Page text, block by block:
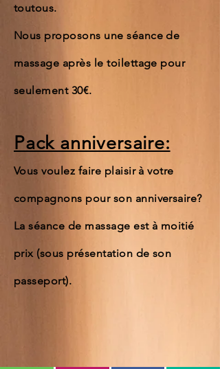
toutous.
Nous proposons une séance de
massage après le toilettage pour
seulement 30€.
Pack anniversaire:
Vous voulez faire plaisir à votre
compagnons pour son anniversaire?
La séance de massage est à moitié
prix (sous présentation de son
passeport).